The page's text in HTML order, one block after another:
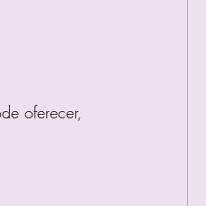
oferecer,